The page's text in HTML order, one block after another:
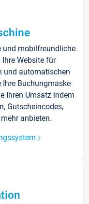
und mobilfreundliche
Website für
und automatischen
Buchungmaske
Ihren Umsatz indem
Gutscheincodes,
anbieten.